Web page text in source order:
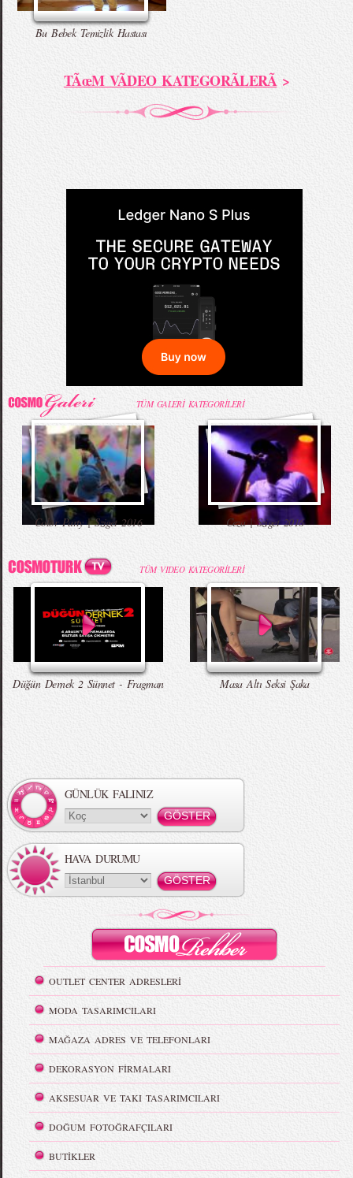
Bu Bebek Temizlik Hastası
TÃœM VÃDEO KATEGORÃLERÃ>
TÜM GALERİ KATEGORİLERİ
Color Party | Sziget 2016 Ceza | Sziget 2016
TÜM VIDEO KATEGORİLERİ
Düğün Dernek 2 Sünnet - Fragman Masa Altı Seksi Şaka
GÜNLÜK FALINIZ
HAVA DURUMU
OUTLET CENTER ADRESLERİ
MODA TASARIMCILARI
MAĞAZA ADRES VE TELEFONLARI
DEKORASYON FİRMALARI
AKSESUAR VE TAKI TASARIMCILARI
DOĞUM FOTOĞRAFÇILARI
BUTİKLER